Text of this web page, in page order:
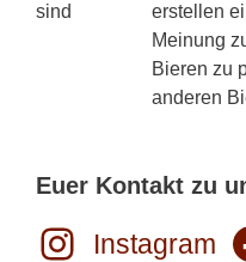
erstellen
Meinung
Bieren zu
anderen
Euer Kontakt zu
Instagram